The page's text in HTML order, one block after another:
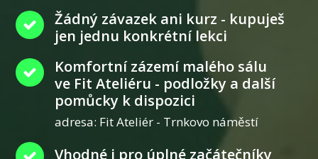
Žádný závazek ani kurz - kupuješ
jen jednu konkrétní lekci
Komfortní zázemí malého sálu
ve Fit Ateliéru - podložky a další
pomůcky k dispozici
adresa: Fit Ateliér - Trnkovo náměstí
Vhodné i pro úplné začátečníky